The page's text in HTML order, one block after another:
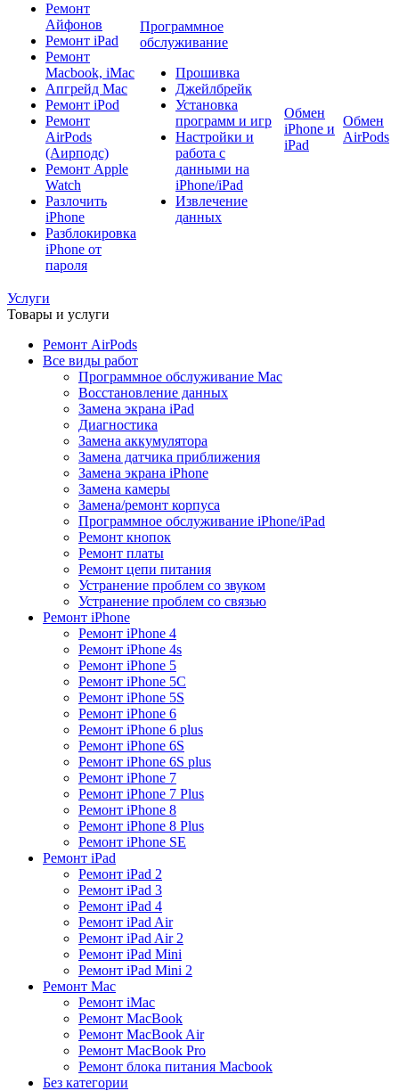
Ремонт
Айфонов
Ремонт iPad
Ремонт
Macbook, iMac
Апгрейд Mac
Ремонт iPod
Ремонт
AirPods
(Аирподс)
Ремонт Apple
Watch
Разлочить
iPhone
Разблокировка
iPhone от
пароля
Программное
обслуживание
Прошивка
Джейлбрейк
Установка
программ и игр
Настройки и
работа с
данными на
iPhone/iPad
Извлечение
данных
Обмен
iPhone и
iPad
Обмен
AirPods
Услуги
Товары и услуги
Ремонт AirPods
Все виды работ
Программное обслуживание Mac
Восстановление данных
Замена экрана iPad
Диагностика
Замена аккумулятора
Замена датчика приближения
Замена экрана iPhone
Замена камеры
Замена/ремонт корпуса
Программное обслуживание iPhone/iPad
Ремонт кнопок
Ремонт платы
Ремонт цепи питания
Устранение проблем со звуком
Устранение проблем со связью
Ремонт iPhone
Ремонт iPhone 4
Ремонт iPhone 4s
Ремонт iPhone 5
Ремонт iPhone 5C
Ремонт iPhone 5S
Ремонт iPhone 6
Ремонт iPhone 6 plus
Ремонт iPhone 6S
Ремонт iPhone 6S plus
Ремонт iPhone 7
Ремонт iPhone 7 Plus
Ремонт iPhone 8
Ремонт iPhone 8 Plus
Ремонт iPhone SE
Ремонт iPad
Ремонт iPad 2
Ремонт iPad 3
Ремонт iPad 4
Ремонт iPad Air
Ремонт iPad Air 2
Ремонт iPad Mini
Ремонт iPad Mini 2
Ремонт Mac
Ремонт iMac
Ремонт MacBook
Ремонт MacBook Air
Ремонт MacBook Pro
Ремонт блока питания Macbook
Без категории